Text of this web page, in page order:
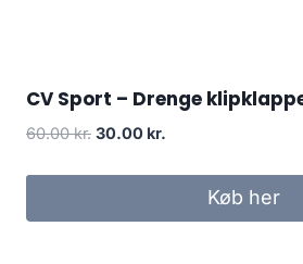
CV Sport – Drenge
60.00kr. Original
30.00 kr.
30.00 kr..Køb her